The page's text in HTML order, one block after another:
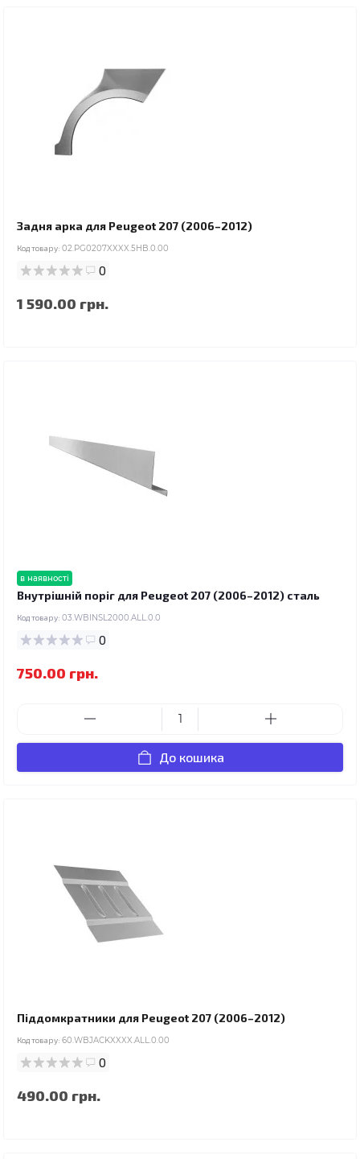
Задня арка для Peugeot 207 (2006–2012)
Код товару: 02.PG0207XXXX.5HB.0.00
0
1 590.00 грн.
в наявності
Внутрішній поріг для Peugeot 207 (2006–2012) сталь
Код товару: 03.WBINSL2000.ALL.0.0
0
750.00 грн.
До кошика
Піддомкратники для Peugeot 207 (2006–2012)
Код товару: 60.WBJACKXXXX.ALL.0.00
0
490.00 грн.